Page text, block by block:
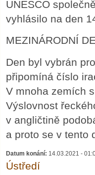
UNESCO
vyhlásilo na den
MEZINÁRODNÍ
Den byl vybrán
připomíná číslo
V mnoha zemích
Výslovnost
v angličtině
a proto se v tento
Datum konání: 14.03.2021 -
Ústředí